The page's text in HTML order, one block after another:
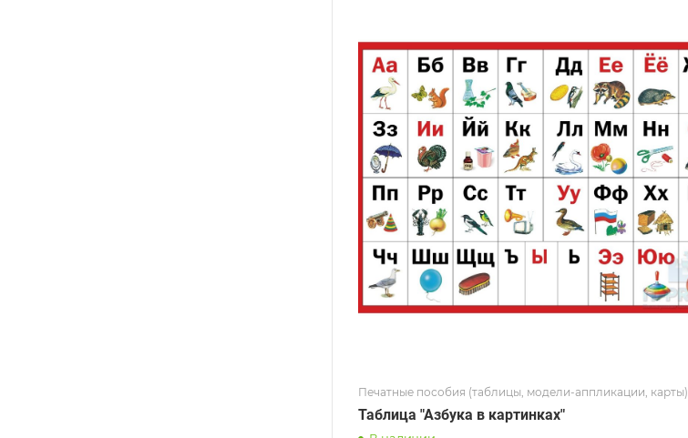
Печатные пособия (таблицы, модели-аппликации, карты)
Таблица "Азбука в картинках"